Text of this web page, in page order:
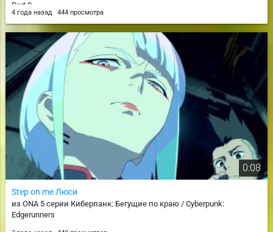
Part 2
4 года назад 444 просмотра
0:08
Step on me Люси
из ONA 5 серии Киберпанк: Бегущие по краю / Cyberpunk:
Edgerunners